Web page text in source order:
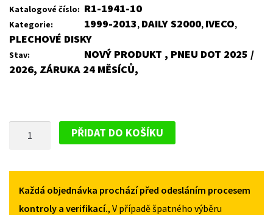
Katalogové číslo: R1-1941-10
Kategorie: 1999-2013, DAILY S2000, IVECO,
PLECHOVÉ DISKY
Stav:
NOVÝ PRODUKT , PNEU DOT 2025 /
2026, ZÁRUKA 24 MĚSÍCŮ,
DISK
IVECO
DAILY
S2000
PŘIDAT DO KOŠÍKU
Každá objednávka prochází před odesláním procesem
kontroly a verifikací., V případě špatného výběru